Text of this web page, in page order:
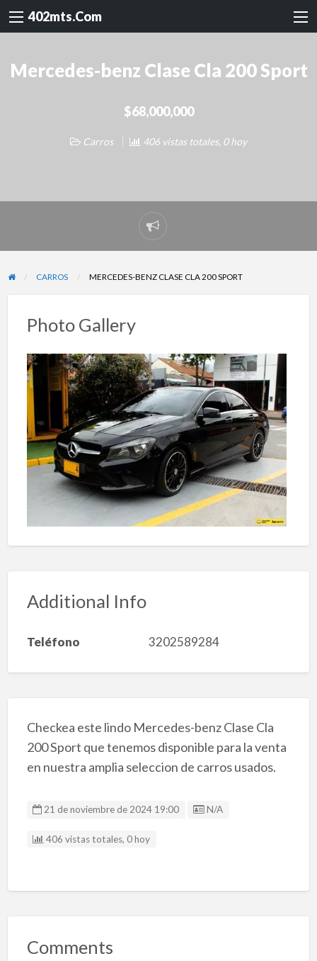
402mts.Com
Mercedes-benz Clase Cla 200 Sport
$68,000,000
Carros 406 vistas totales, 0 hoy
Reportar
problema
CARROS MERCEDES-BENZ CLASE CLA 200 SPORT
Photo Gallery
Additional Info
Teléfono 3202589284
Checkea este lindo Mercedes-benz Clase Cla
200 Sport que tenemos disponible para la venta
en nuestra amplia seleccion de carros usados.
21 de noviembre de 2024 19:00 Listing ID
N/A
406 vistas totales, 0 hoy
Comments